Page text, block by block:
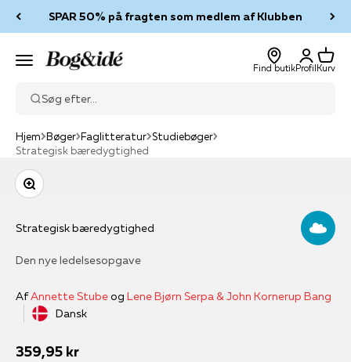
SPAR 50% på fragten som medlem af Klubben
Menu Bog & idé
Find butik
Log ind
Profil
Kurv
Kurv
Søg efter...
Hjem Bøger Faglitteratur Studiebøger
Strategisk bæredygtighed
Zoom
Strategisk bæredygtighed
Den nye ledelsesopgave
AfAnnette Stubeog Lene Bjørn Serpa & John Kornerup Bang
Dansk
Salgspris
359,95 kr